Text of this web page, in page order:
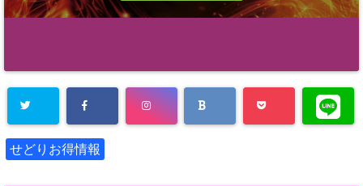
せどりお得情報